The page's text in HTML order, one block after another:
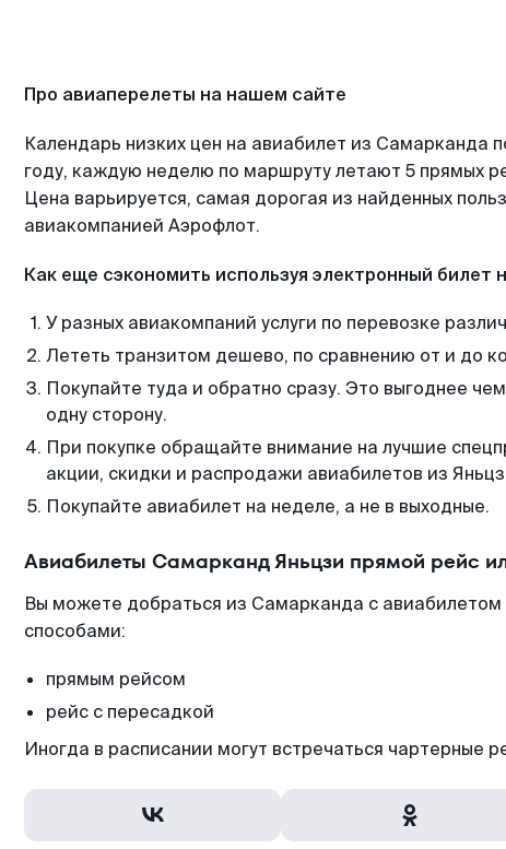
Про авиаперелеты на нашем сайте
Календарь низких цен на авиабилет из Самарканда
году, каждую неделю по маршруту летают 5 прямых
Цена варьируется, самая дорогая из найденных
авиакомпанией Аэрофлот.
Как еще сэкономить используя электронный билет
У разных авиакомпаний услуги по перевозке
Лететь транзитом дешево, по сравнению от и до
Покупайте туда и обратно сразу. Это выгоднее
одну сторону.
При покупке обращайте внимание на лучшие
акции, скидки и распродажи авиабилетов из
Покупайте авиабилет на неделе, а не в выходные.
Авиабилеты Самарканд Яньцзи прямой рейс
Вы можете добраться из Самарканда с авиабилетом
способами:
прямым рейсом
рейс с пересадкой
Иногда в расписании могут встречаться чартерные